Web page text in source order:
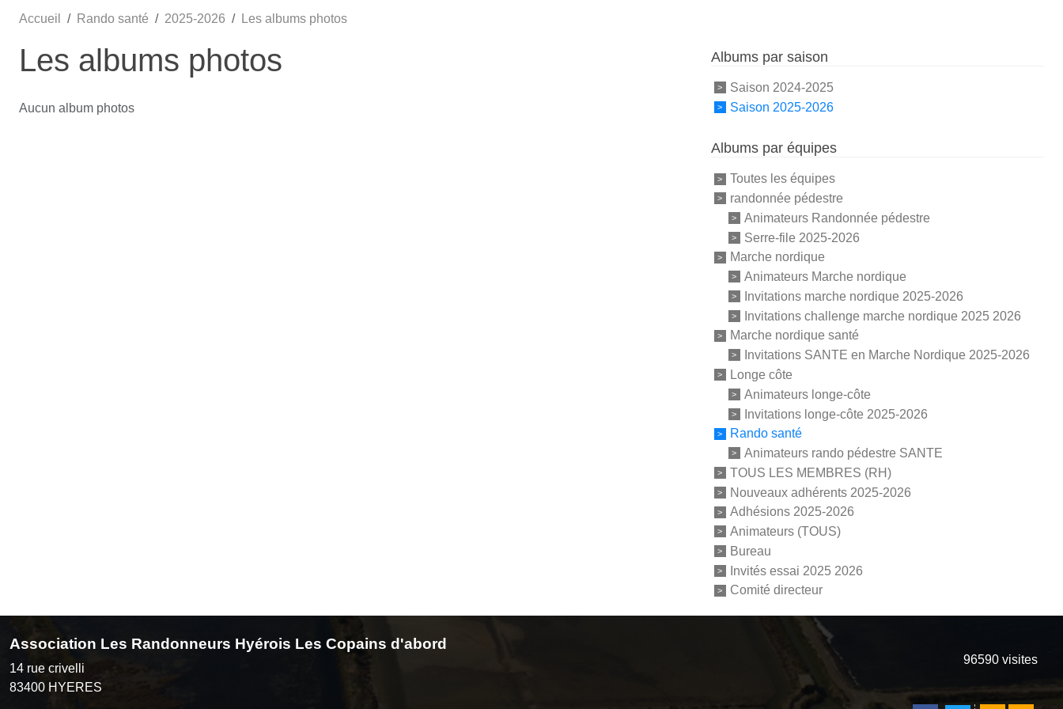
Accueil Rando santé 2025-2026 Les albums photos
Les albums photos
Aucun album photos
Albums par saison
Saison 2024-2025
Saison 2025-2026
Albums par équipes
Toutes les équipes
randonnée pédestre
Animateurs Randonnée pédestre
Serre-file 2025-2026
Marche nordique
Animateurs Marche nordique
Invitations marche nordique 2025-2026
Invitations challenge marche nordique 2025 2026
Marche nordique santé
Invitations SANTE en Marche Nordique 2025-2026
Longe côte
Animateurs longe-côte
Invitations longe-côte 2025-2026
Rando santé
Animateurs rando pédestre SANTE
TOUS LES MEMBRES (RH)
Nouveaux adhérents 2025-2026
Adhésions 2025-2026
Animateurs (TOUS)
Bureau
Invités essai 2025 2026
Comité directeur
Association Les Randonneurs Hyérois Les Copains d'abord
14 rue crivelli
83400 HYERES
96590 visites